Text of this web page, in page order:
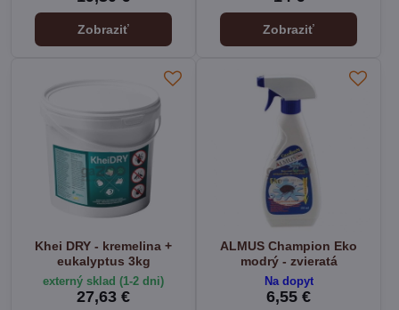
Zobraziť Zobraziť
Khei DRY - kremelina +
eukalyptus 3kg
externý sklad (1-2 dni)
27,63 €
ALMUS Champion Eko
modrý - zvieratá
Na dopyt
6,55 €